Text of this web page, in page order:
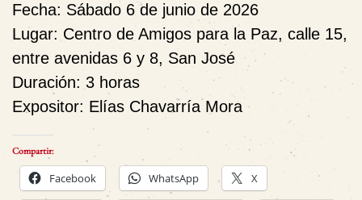
Fecha: Sábado 6 de junio de 2026
Lugar: Centro de Amigos para la Paz, calle 15,
entre avenidas 6 y 8, San José
Duración: 3 horas
Expositor: Elías Chavarría Mora
Compartir:
Facebook WhatsApp X